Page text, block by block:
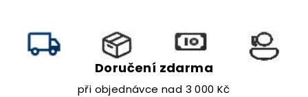
Doručení zdarma
při objednávce nad 3 000 Kč